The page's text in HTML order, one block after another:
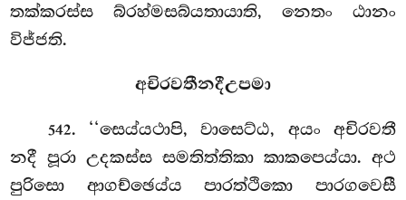
තක්කරස්ස බ්රහ්මසබ්යතායාති, නෙතං ඨානං
විජ්ජති.
අචිරවතීනදීඋපමා
542. ‘‘සෙය්යථාපි, වාසෙට්ඨ, අයං අචිරවතී
නදී පූරා උදකස්ස සමතිත්තිකා කාකපෙය්යා. අථ
පුරිසො ආගච්ඡෙය්ය පාරත්ථිකො පාරගවෙසී